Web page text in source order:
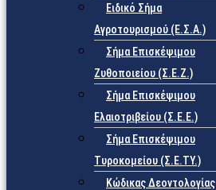
Ειδικό Σήμα
Αγροτουρισμού (Ε.Σ.Α.)
Σήμα Επισκέψιμου
Ζυθοποιείου (Σ.Ε.Ζ.)
Σήμα Επισκέψιμου
Ελαιοτριβείου (Σ.Ε.Ε.)
Σήμα Επισκέψιμου
Τυροκομείου (Σ.Ε.TY.)
Κώδικας Δεοντολογίας